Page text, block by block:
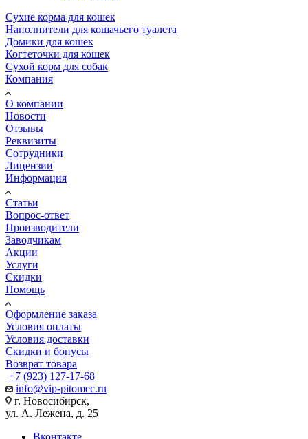
Сухие корма для кошек
Наполнители для кошачьего туалета
Домики для кошек
Когтеточки для кошек
Сухой корм для собак
Компания
О компании
Новости
Отзывы
Реквизиты
Сотрудники
Лицензии
Информация
Статьи
Вопрос-ответ
Производители
Заводчикам
Акции
Услуги
Скидки
Помощь
Оформление заказа
Условия оплаты
Условия доставки
Скидки и бонусы
Возврат товара
+7 (923) 127-17-68
info@vip-pitomec.ru
г. Новосибирск,
ул. А. Лежена, д. 25
Вконтакте